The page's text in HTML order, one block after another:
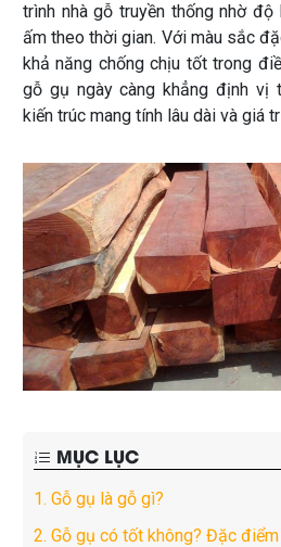
trình nhà gỗ truyền thống nhờ
ấm theo thời gian. Với màu sắc
khả năng chống chịu tốt trong
gỗ gụ ngày càng khẳng định vị
kiến trúc mang tính lâu dài và giá
MỤC LỤC
1. Gỗ gụ là gỗ gì?
2. Gỗ gụ có tốt không? Đặc